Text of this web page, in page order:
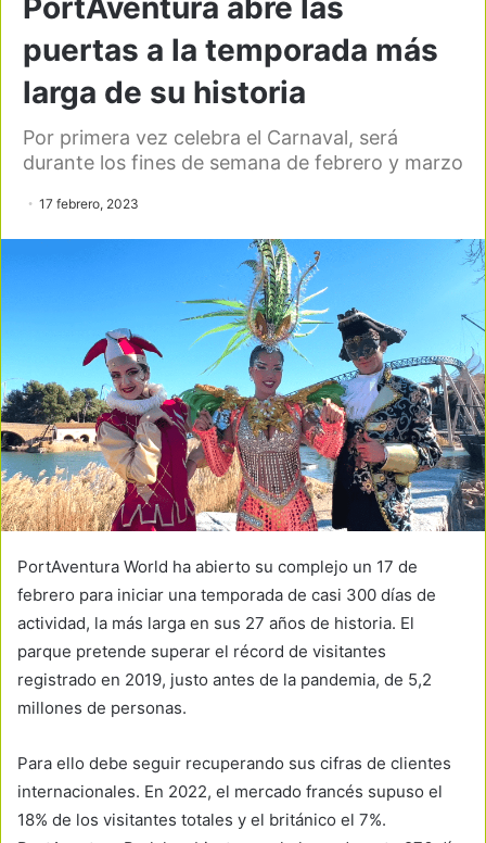
PortAventura abre las
puertas a la temporada más
larga de su historia
Por primera vez celebra el Carnaval, será
durante los fines de semana de febrero y marzo
17 febrero, 2023
PortAventura World ha abierto su complejo un 17 de
febrero para iniciar una temporada de casi 300 días de
actividad, la más larga en sus 27 años de historia. El
parque pretende superar el récord de visitantes
registrado en 2019, justo antes de la pandemia, de 5,2
millones de personas.
Para ello debe seguir recuperando sus cifras de clientes
internacionales. En 2022, el mercado francés supuso el
18% de los visitantes totales y el británico el 7%.